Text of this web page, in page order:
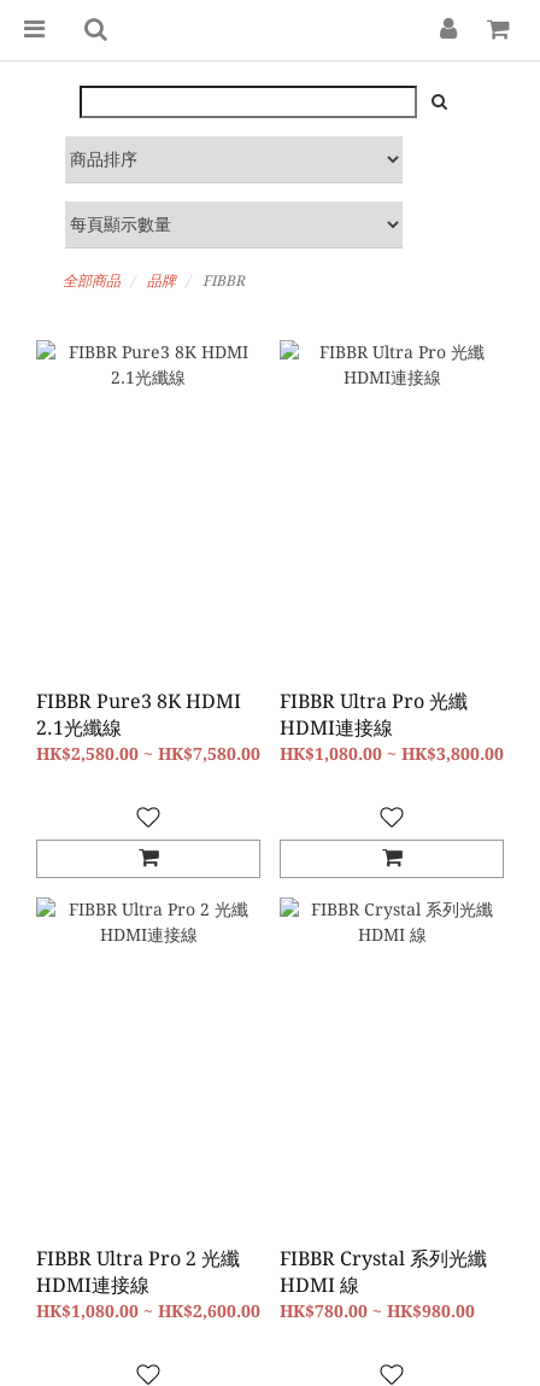
全部商品 品牌 FIBBR
FIBBR Pure3 8K HDMI
2.1光纖線
HK$2,580.00 ~ HK$7,580.00
FIBBR Ultra Pro 光纖
HDMI連接線
HK$1,080.00 ~ HK$3,800.00
FIBBR Ultra Pro 2 光纖
HDMI連接線
HK$1,080.00 ~ HK$2,600.00
FIBBR Crystal 系列光纖
HDMI 線
HK$780.00 ~ HK$980.00